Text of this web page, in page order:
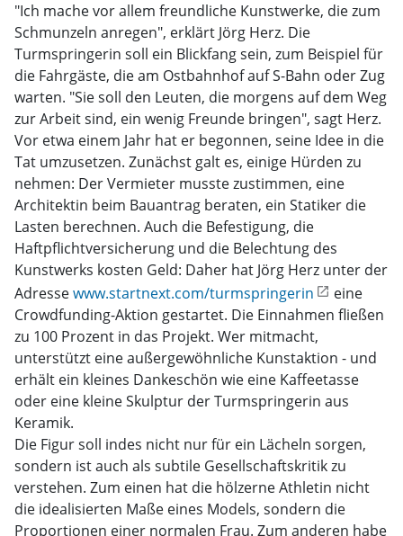
"Ich mache vor allem freundliche Kunstwerke, die zum
Schmunzeln anregen", erklärt Jörg Herz. Die
Turmspringerin soll ein Blickfang sein, zum Beispiel für
die Fahrgäste, die am Ostbahnhof auf S-Bahn oder Zug
warten. "Sie soll den Leuten, die morgens auf dem Weg
zur Arbeit sind, ein wenig Freunde bringen", sagt Herz.
Vor etwa einem Jahr hat er begonnen, seine Idee in die
Tat umzusetzen. Zunächst galt es, einige Hürden zu
nehmen: Der Vermieter musste zustimmen, eine
Architektin beim Bauantrag beraten, ein Statiker die
Lasten berechnen. Auch die Befestigung, die
Haftpflichtversicherung und die Belechtung des
Kunstwerks kosten Geld: Daher hat Jörg Herz unter der
Adressewww.startnext.com/turmspringerin
eine
Crowdfunding-Aktion gestartet. Die Einnahmen fließen
zu 100 Prozent in das Projekt. Wer mitmacht,
unterstützt eine außergewöhnliche Kunstaktion - und
erhält ein kleines Dankeschön wie eine Kaffeetasse
oder eine kleine Skulptur der Turmspringerin aus
Keramik.
Die Figur soll indes nicht nur für ein Lächeln sorgen,
sondern ist auch als subtile Gesellschaftskritik zu
verstehen. Zum einen hat die hölzerne Athletin nicht
die idealisierten Maße eines Models, sondern die
Proportionen einer normalen Frau. Zum anderen habe